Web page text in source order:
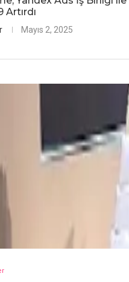
Artırdı
Mayıs 2, 2025